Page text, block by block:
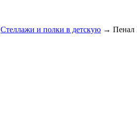
Стеллажи и полки в детскую → Пенал